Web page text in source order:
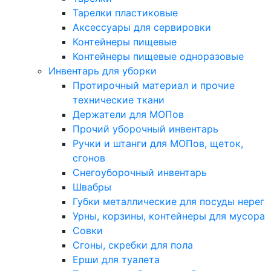
Тарелки пластиковые
Аксессуары для сервировки
Контейнеры пищевые
Контейнеры пищевые одноразовые
Инвентарь для уборки
Протирочный материал и прочие
технические ткани
Держатели для МОПов
Прочий уборочный инвентарь
Ручки и штанги для МОПов, щеток,
сгонов
Снегоуборочный инвентарь
Швабры
Губки металлические для посуды нерег
Урны, корзины, контейнеры для мусора
Совки
Сгоны, скребки для пола
Ерши для туалета